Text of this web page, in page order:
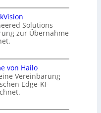
Solutions
zur Übernahme
von Hailo
Vereinbarung
Edge-KI-